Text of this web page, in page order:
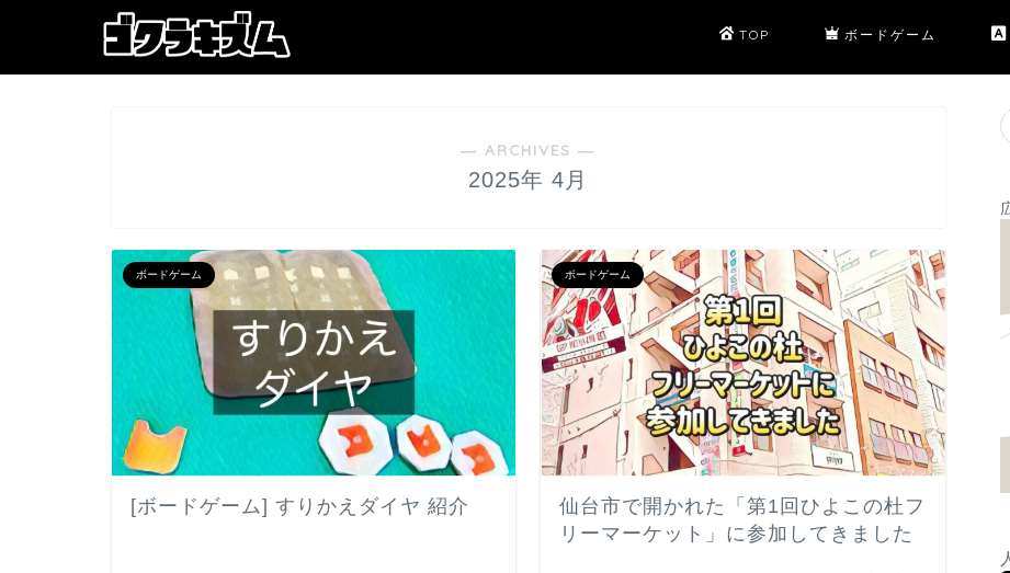
TOP ボードゲーム
― ARCHIVES ―
2025年 4月
ボードゲーム
[ボードゲーム] すりかえダイヤ 紹介
ボードゲーム
仙台市で開かれた「第1回ひよこの杜フ
リーマーケット」に参加してきました